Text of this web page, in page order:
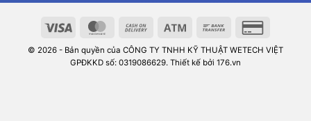
© 2026 - Bản quyền của CÔNG TY TNHH KỸ THUẬT WETECH VIỆT
GPĐKKD số: 0319086629. Thiết kế bởi 176.vn